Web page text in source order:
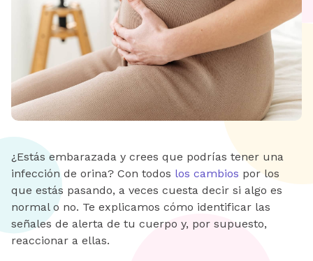
¿Estás embarazada y crees que podrías tener una
infección de orina? Con todos los cambios por los
que estás pasando, a veces cuesta decir si algo es
normal o no. Te explicamos cómo identificar las
señales de alerta de tu cuerpo y, por supuesto,
reaccionar a ellas.